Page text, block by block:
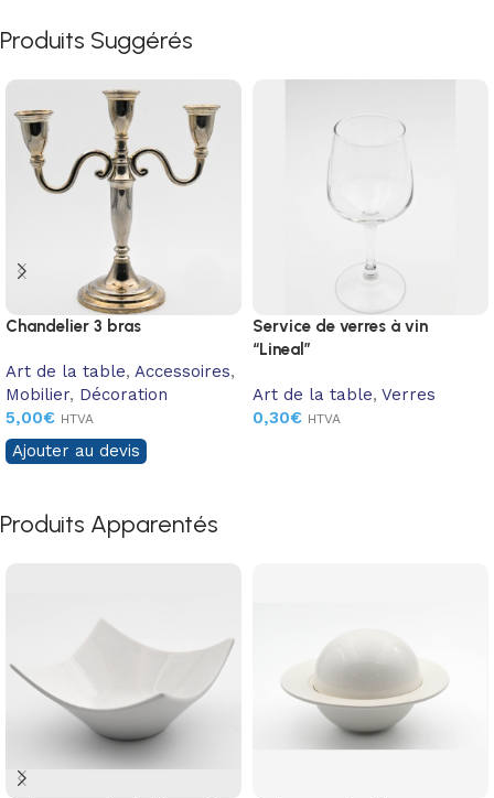
Produits Suggérés
Chandelier 3 bras
Art de la table, Accessoires,
Mobilier, Décoration
5,00€ HTVA
Ajouter au devis
Service de verres à vin
“Lineal”
Art de la table, Verres
0,30€ HTVA
Produits Apparentés